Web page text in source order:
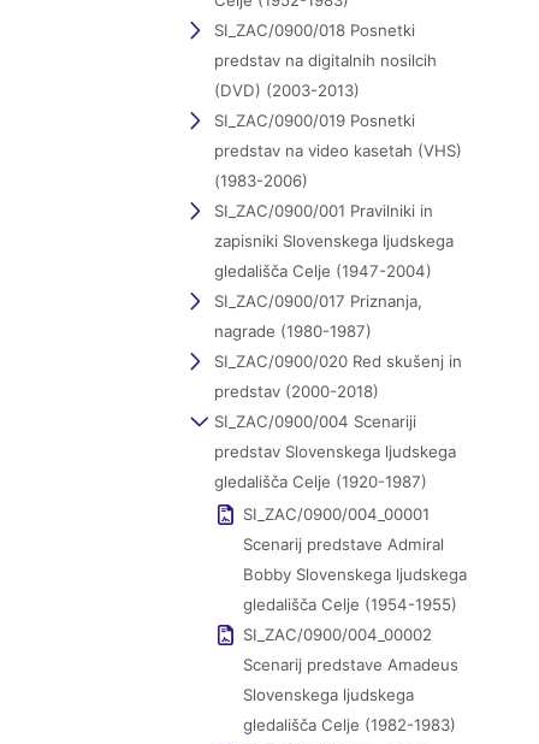
SI_ZAC/0900/018 Posnetki
predstav na digitalnih nosilcih
(DVD) (2003-2013)
SI_ZAC/0900/019 Posnetki
predstav na video kasetah (VHS)
(1983-2006)
SI_ZAC/0900/001 Pravilniki in
zapisniki Slovenskega ljudskega
gledališča Celje (1947-2004)
SI_ZAC/0900/017 Priznanja,
nagrade (1980-1987)
SI_ZAC/0900/020 Red skušenj in
predstav (2000-2018)
SI_ZAC/0900/004 Scenariji
predstav Slovenskega ljudskega
gledališča Celje (1920-1987)
SI_ZAC/0900/004_00001
Scenarij predstave Admiral
Bobby Slovenskega ljudskega
gledališča Celje (1954-1955)
SI_ZAC/0900/004_00002
Scenarij predstave Amadeus
Slovenskega ljudskega
gledališča Celje (1982-1983)